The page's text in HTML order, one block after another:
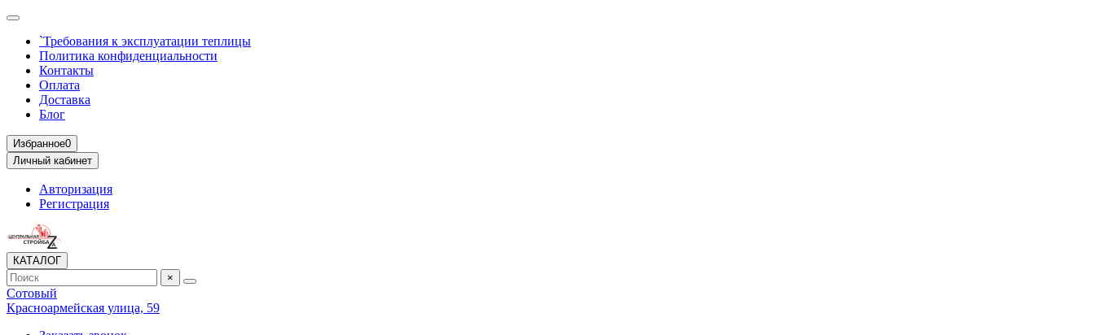
`Требования к эксплуатации теплицы
Политика конфиденциальности
Контакты
Оплата
Доставка
Блог
Избранное0
Личный кабинет
Авторизация
Регистрация
КАТАЛОГ
×
Сотовый
Красноармейская улица, 59